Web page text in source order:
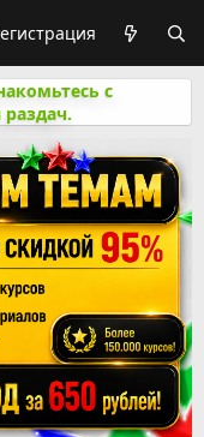
с